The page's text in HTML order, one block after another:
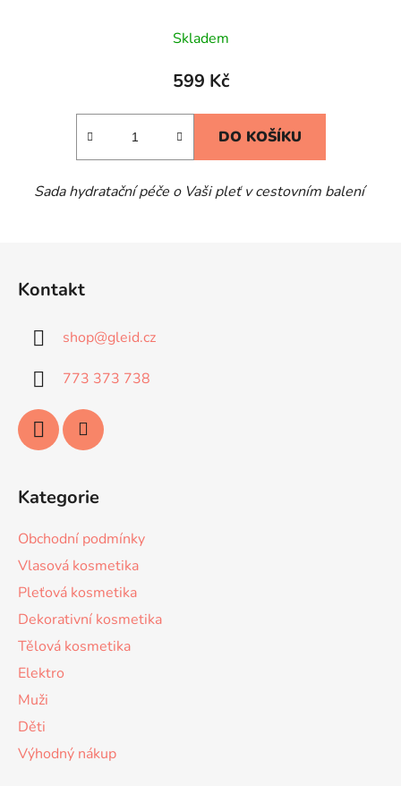
Skladem
599 Kč
DO KOŠÍKU
Sada hydratační péče o Vaši pleť v cestovním balení
Kontakt
shop@gleid.cz
773 373 738
Kategorie
Obchodní podmínky
Vlasová kosmetika
Pleťová kosmetika
Dekorativní kosmetika
Tělová kosmetika
Elektro
Muži
Děti
Výhodný nákup